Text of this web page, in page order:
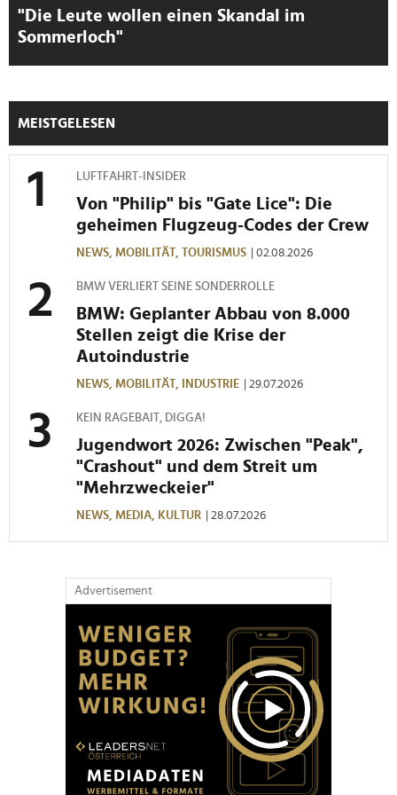
Wir verwenden Cookies, um Inhalte und Anzeigen zu
personalisieren, Funktionen für soziale Medien anbieten
Verwendung unserer Website an unsere Partner für
soziale Medien, Werbung und Analysen weiter. Unsere
Partner führen diese Informationen möglicherweise mit
haben oder die sie im Rahmen Ihrer Nutzung der Dienste
gesammelt haben.
"Die Leute wollen einen Skandal im
Sommerloch"
MEISTGELESEN
LUFTFAHRT-INSIDER
Von "Philip" bis "Gate Lice": Die
geheimen Flugzeug-Codes der Crew
NEWS, MOBILITÄT, TOURISMUS | 02.08.2026
BMW VERLIERT SEINE SONDERROLLE
BMW: Geplanter Abbau von 8.000
Stellen zeigt die Krise der
Autoindustrie
NEWS, MOBILITÄT, INDUSTRIE | 29.07.2026
KEIN RAGEBAIT, DIGGA!
Jugendwort 2026: Zwischen "Peak",
"Crashout" und dem Streit um
"Mehrzweckeier"
NEWS, MEDIA, KULTUR | 28.07.2026
Advertisement